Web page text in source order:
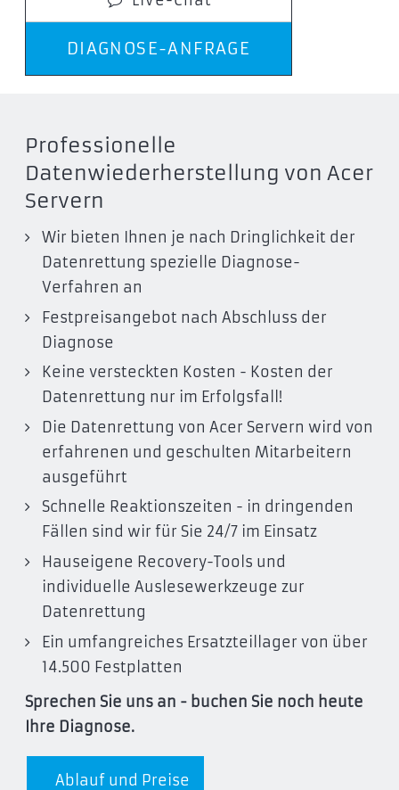
DIAGNOSE-ANFRAGE
Professionelle
Datenwiederherstellung von Acer
Servern
Wir bieten Ihnen je nach Dringlichkeit der
Datenrettung spezielle Diagnose-
Verfahren an
Festpreisangebot nach Abschluss der
Diagnose
Keine versteckten Kosten - Kosten der
Datenrettung nur im Erfolgsfall!
Die Datenrettung von Acer Servern wird von
erfahrenen und geschulten Mitarbeitern
ausgeführt
Schnelle Reaktionszeiten - in dringenden
Fällen sind wir für Sie 24/7 im Einsatz
Hauseigene Recovery-Tools und
individuelle Auslesewerkzeuge zur
Datenrettung
Ein umfangreiches Ersatzteillager von über
14.500 Festplatten
Sprechen Sie uns an - buchen Sie noch heute
Ihre Diagnose.
Ablauf und Preise